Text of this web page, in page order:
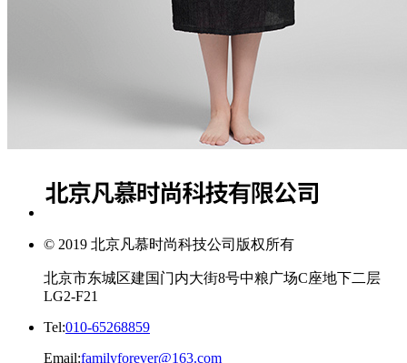
© 2019 北京凡慕时尚科技公司版权所有
北京市东城区建国门内大街8号中粮广场C座地下二层
LG2-F21
Tel:010-65268859
Email:familyforever@163.com